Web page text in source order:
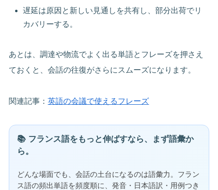
遅延は原因と新しい見通しを共有し、部分出荷でリ
カバリーする。
あとは、調達や物流でよく出る単語とフレーズを押さえ
ておくと、会話の往復がさらにスムーズになります。
関連記事：英語の会議で使えるフレーズ
📚 フランス語をもっと伸ばすなら、まず語彙か
ら。
どんな場面でも、会話の土台になるのは語彙力。フラン
ス語の頻出単語を頻度順に、発音・日本語訳・用例つき